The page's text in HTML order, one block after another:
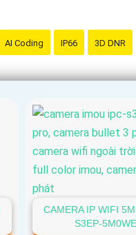
AI Coding IP66 3D DNR
CAMERA IP WIFI
S3EP-